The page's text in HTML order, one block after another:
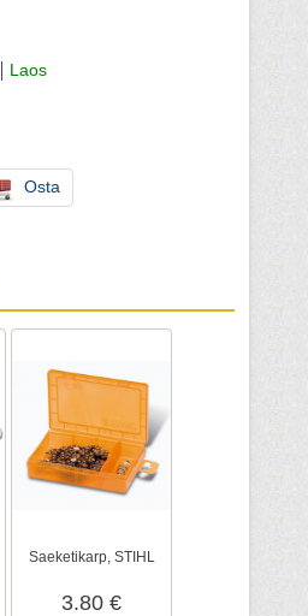
Laos
Osta
Saeketikarp, STIHL
3.80 €